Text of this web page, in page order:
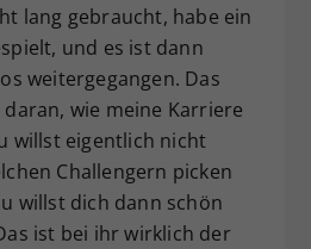
lang gebraucht, habe ein
und es ist dann
weitergegangen. Das
wie meine Karriere
willst eigentlich nicht
Challengern picken
willst dich dann schön
ist bei ihr wirklich der